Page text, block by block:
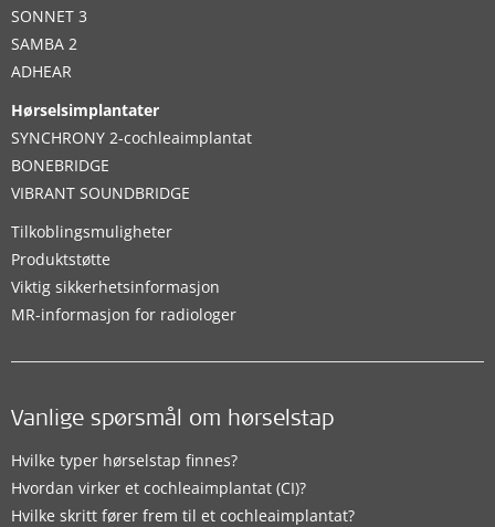
SONNET 3
SAMBA 2
ADHEAR
Hørselsimplantater
SYNCHRONY 2-cochleaimplantat
BONEBRIDGE
VIBRANT SOUNDBRIDGE
Tilkoblingsmuligheter
Produktstøtte
Viktig sikkerhetsinformasjon
MR-informasjon for radiologer
Vanlige spørsmål om hørselstap
Hvilke typer hørselstap finnes?
Hvordan virker et cochleaimplantat (CI)?
Hvilke skritt fører frem til et cochleaimplantat?